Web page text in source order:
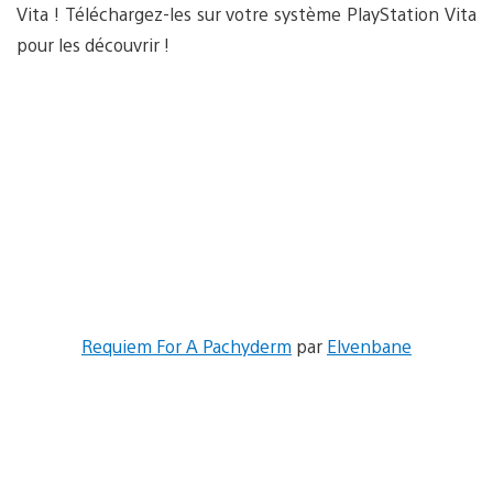
Vita ! Téléchargez-les sur votre système PlayStation Vita
pour les découvrir !
Requiem For A Pachyderm par Elvenbane